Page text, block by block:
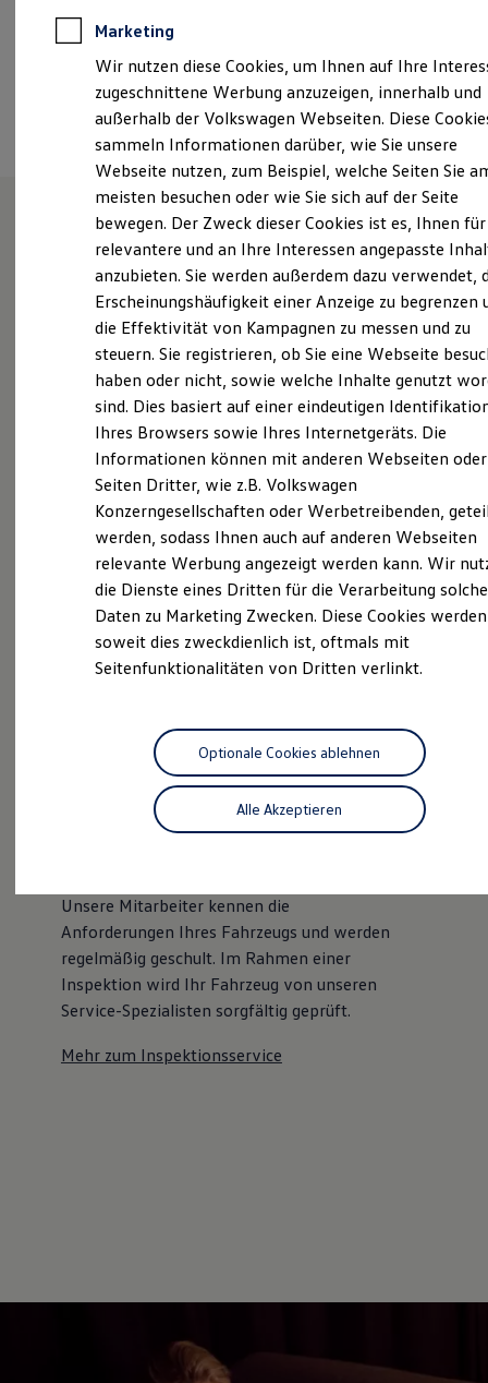
Sommer-Special
Reparatur, Pflege & Inspektion
Servicetermin anfragen
Service-Vorteile bei Volkswagen Nutzfahrzeuge
Economy Service
Räder & Reifen Service
Ersatzfahrzeuge
Notdienst und Pannenhilfe
Software, Konnektivität & Apps
California App
VW Connect für Ihren ID. Buzz
VW Connect für Ihren Transporter/Caravelle
VW Connect für Ihren Amarok
VW Connect für andere Modelle
Connect Pro
Fleet Interface Data
Multistop Pathfinder
Übersicht Software Updates
Hilfreiches für Besitzer
Fahrerassistenz- und Sicherheitssysteme
Kontrollleuchten
Kurzfahrprofile und Ölverdünnung
Batterieverordnung
XTL-Dieselkraftstoff
Ersatzteile und Betriebsflüssigkeiten
Original Zubehör und Lifestyle Produkte
myVolkswagen Business
Elektrisch & Autonom
Elektro - & Hybridfahrzeuge
Klimafreundlicher Strom
Ladezeitensimulator
Ladelösungen für Privatkunden
Ladelösungen für Gewerbekunden
Wallbox und Ladekabel
Bidirektionales Laden
Förderung & Kosten der Elektrofahrzeuge
Kostensimulator
Autonomes Fahren
Mehr zum ID. Buzz
Online Beratung
California Welt
California Club
California Magazin & Ratgeber
Ratgeber
Routen & Reisen
Gesellschaft
Rückblick VW Bus Festival 2023
Termin vereinbaren
Unsere Leistungenim
Überblick
Service
UnsereService
Leistungen
Inspektionsservice
Unsere Mitarbeiter kennen die
Anforderungen Ihres Fahrzeugs und werden
regelmäßig geschult. Im Rahmen einer
Inspektion wird Ihr Fahrzeug von unseren
Service-Spezialisten sorgfältig geprüft.
Mehr zum Inspektionsservice
Marketing
Wir nutzen diese Cookies, um Ihnen auf Ihre
zugeschnittene Werbung anzuzeigen, innerhalb und
außerhalb der Volkswagen Webseiten. Diese
sammeln Informationen darüber, wie Sie unsere
Webseite nutzen, zum Beispiel, welche Seiten Sie
meisten besuchen oder wie Sie sich auf der Seite
bewegen. Der Zweck dieser Cookies ist es, Ihnen für
relevantere und an Ihre Interessen angepasste
anzubieten. Sie werden außerdem dazu verwendet,
Erscheinungshäufigkeit einer Anzeige zu begrenzen
die Effektivität von Kampagnen zu messen und zu
steuern. Sie registrieren, ob Sie eine Webseite
haben oder nicht, sowie welche Inhalte genutzt
sind. Dies basiert auf einer eindeutigen
Ihres Browsers sowie Ihres Internetgeräts. Die
Informationen können mit anderen Webseiten oder
Seiten Dritter, wie z.B. Volkswagen
Konzerngesellschaften oder Werbetreibenden,
werden, sodass Ihnen auch auf anderen Webseiten
relevante Werbung angezeigt werden kann. Wir
die Dienste eines Dritten für die Verarbeitung
Daten zu Marketing Zwecken. Diese Cookies
soweit dies zweckdienlich ist, oftmals mit
Seitenfunktionalitäten von Dritten verlinkt.
Alle Akzeptieren
Optionale Cookies ablehnen